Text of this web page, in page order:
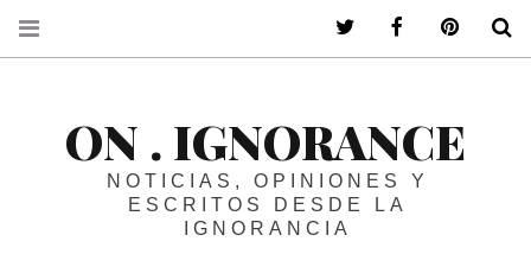
ON . IGNORANCE
NOTICIAS, OPINIONES Y
ESCRITOS DESDE LA
IGNORANCIA
ir a mi twitterir a mi facebook
ir a mi